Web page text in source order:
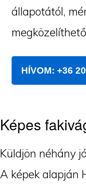
állapotától,
HÍVOM: +36
Képes
Küldjön néhány
A képek alapján